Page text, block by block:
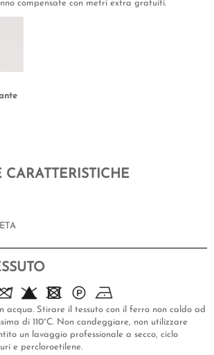
compensate con metri extra gratuiti.
CARATTERISTICHE
acqua. Stirare il tessuto con il ferro non caldo ad
di 110°C. Non candeggiare, non utilizzare
un lavaggio professionale a secco, ciclo
e percloroetilene.